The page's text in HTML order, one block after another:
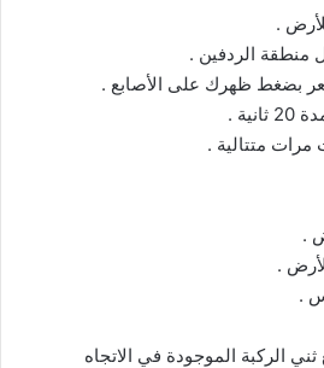
الركبة الموجودة في الاتجاه